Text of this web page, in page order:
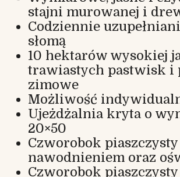
stajni murowanej i
Codziennie
słomą
10 hektarów wysokiej
trawiastych pastwisk i
zimowe
Możliwość
Ujeżdżalnia kryta o
20×50
Czworobok piaszczysty
nawodnieniem oraz
Czworobok piaszczysty